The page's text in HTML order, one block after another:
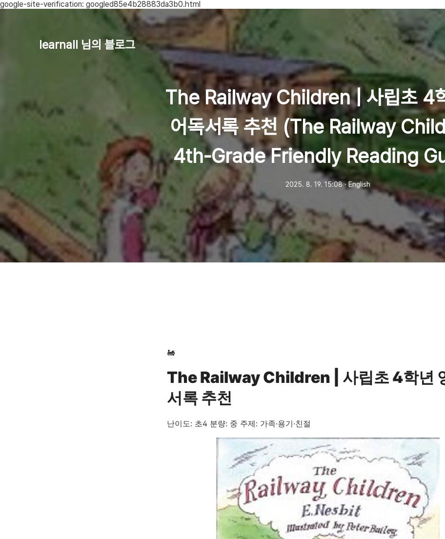
google-site-verification: googled85e4b28883da3b0.html
learnall 님의 블로그
The Railway Children | 사립초 4
어독서록 추천 (The Railway
4th-Grade Friendly Reading
2025. 8. 19. 15:08ㆍEnglish
🚂
The Railway Children | 사립초 4학년
서록 추천
난이도: 초4 분량: 중 주제: 가족·용기·친절